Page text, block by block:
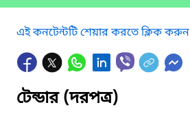
এই কনটেন্টটি শেয়ার করতে ক্লিক করুন
টেন্ডার (দরপত্র)